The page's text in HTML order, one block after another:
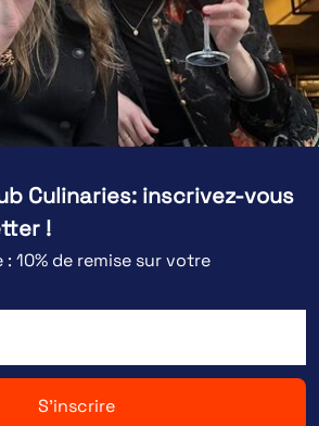
Culinaries: inscrivez-vous
!
10% de remise sur votre
S'inscrire